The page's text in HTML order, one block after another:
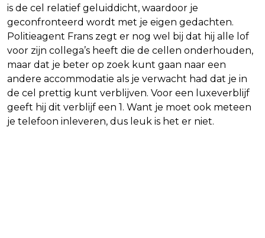
is de cel relatief geluiddicht, waardoor je
geconfronteerd wordt met je eigen gedachten.
Politieagent Frans zegt er nog wel bij dat hij alle lof
voor zijn collega’s heeft die de cellen onderhouden,
maar dat je beter op zoek kunt gaan naar een
andere accommodatie als je verwacht had dat je in
de cel prettig kunt verblijven. Voor een luxeverblijf
geeft hij dit verblijf een 1. Want je moet ook meteen
je telefoon inleveren, dus leuk is het er niet.